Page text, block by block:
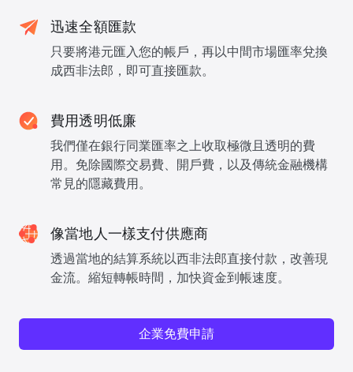
迅速全額匯款
只要將港元匯入您的帳戶，再以中間市場匯率兌換
成西非法郎，即可直接匯款。
費用透明低廉
我們僅在銀行同業匯率之上收取極微且透明的費
用。免除國際交易費、開戶費，以及傳統金融機構
常見的隱藏費用。
像當地人一樣支付供應商
透過當地的結算系統以西非法郎直接付款，改善現
金流。縮短轉帳時間，加快資金到帳速度。
企業免費申請